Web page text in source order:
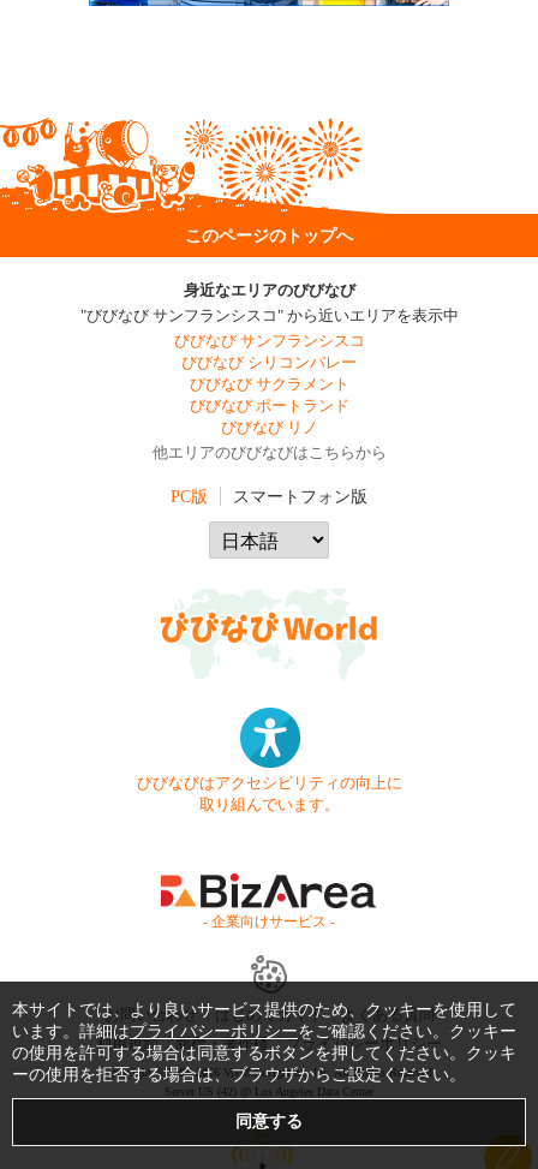
このページのトップへ
身近なエリアのびびなび
"びびなび サンフランシスコ" から近いエリアを表示中
びびなび サンフランシスコ
びびなび シリコンバレー
びびなび サクラメント
びびなび ポートランド
びびなび リノ
他エリアのびびなびはこちらから
PC版 スマートフォン版
びびなびはアクセシビリティの向上に
取り組んでいます。
- 企業向けサービス -
お問い合わせ はじめてガイド
よくある質問
利用規約
商標・著作権 プライバシーポリシー
Copyright © 1999-2026 Vivid Navigation, Inc. All Rights Reserved.
Server US (42) @ Los Angeles Data Center
本サイトでは、より良いサービス提供のため、クッキーを使用して
います。詳細はプライバシーポリシーをご確認ください。クッキー
の使用を許可する場合は同意するボタンを押してください。クッキ
ーの使用を拒否する場合は、ブラウザからご設定ください。